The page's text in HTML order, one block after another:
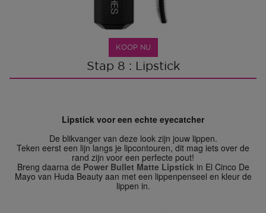
KOOP NU
Stap 8 : Lipstick
Lipstick voor een echte eyecatcher
De blikvanger van deze look zijn jouw lippen.
Teken eerst een lijn langs je lipcontouren, dit mag iets over de
rand zijn voor een perfecte pout!
Breng daarna de Power Bullet Matte Lipstick in El Cinco De
Mayo van Huda Beauty aan met een lippenpenseel en kleur de
lippen in.